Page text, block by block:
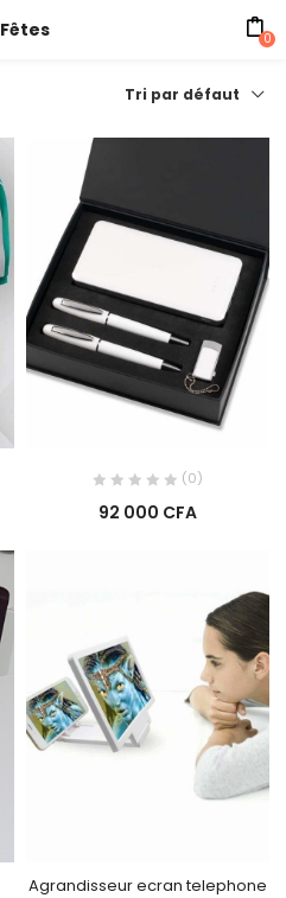
Fêtes 0
Tri par défaut
(0)
92 000 CFA
Agrandisseur ecran telephone